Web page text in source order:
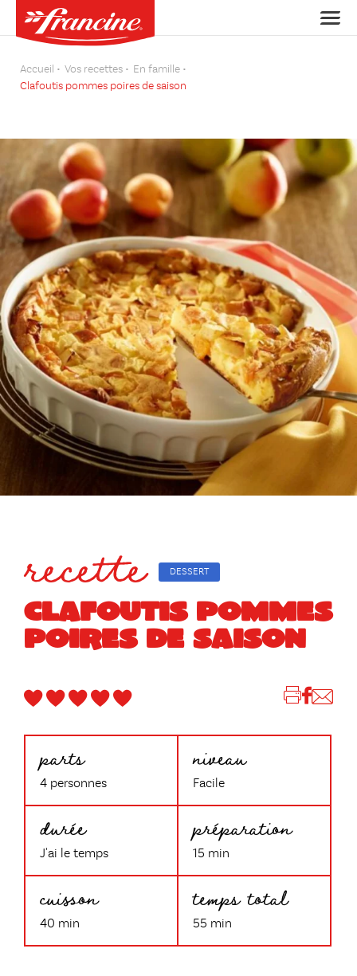
Accueil Vos recettes
En famille
Clafoutis pommes poires de saison
recette DESSERT
CLAFOUTIS POMMES
POIRES DE SAISON
parts
4 personnes
niveau
Facile
durée
J'ai le temps
préparation
15 min
cuisson
40 min
temps total
55 min